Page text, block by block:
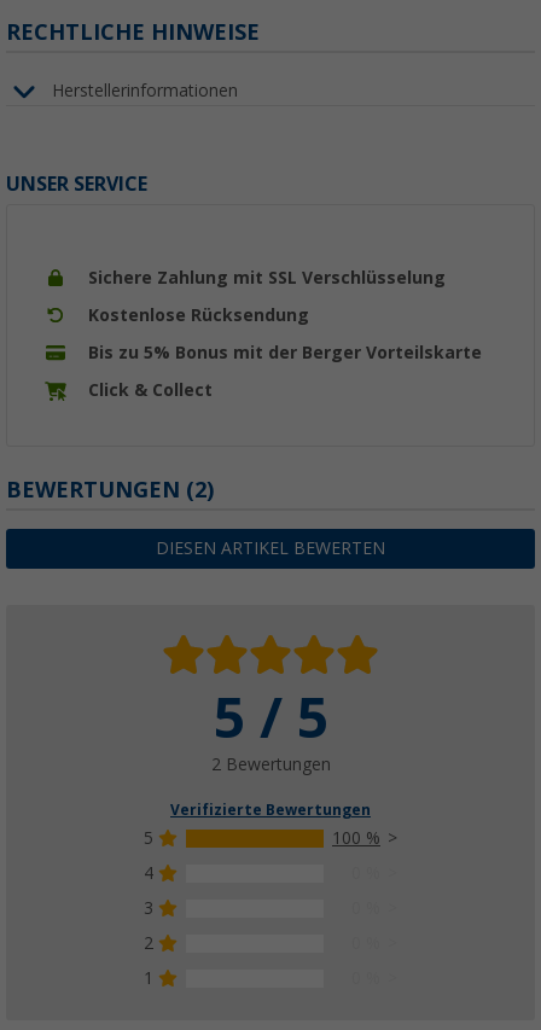
RECHTLICHE HINWEISE
Herstellerinformationen
UNSER SERVICE
Sichere Zahlung mit SSL Verschlüsselung
Kostenlose Rücksendung
Bis zu 5% Bonus mit der Berger Vorteilskarte
Click & Collect
BEWERTUNGEN (2)
DIESEN ARTIKEL BEWERTEN
5 / 5
2 Bewertungen
Verifizierte Bewertungen
5
100 %
4
3
2
1